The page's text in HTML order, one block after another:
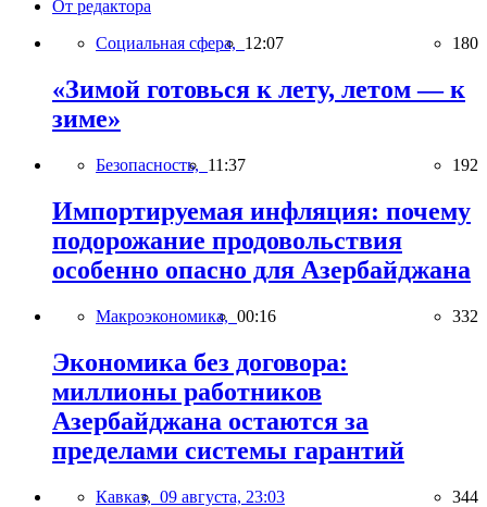
От редактора
Социальная сфера, 12:07 180
«Зимой готовься к лету, летом — к
зиме»
Безопасность, 11:37 192
Импортируемая инфляция: почему
подорожание продовольствия
особенно опасно для Азербайджана
Макроэкономика, 00:16 332
Экономика без договора:
миллионы работников
Азербайджана остаются за
пределами системы гарантий
Кавказ, 09 августа, 23:03 344